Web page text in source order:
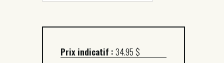
Prix indicatif :34.95 $